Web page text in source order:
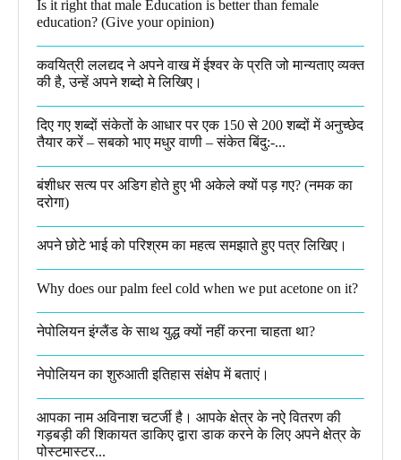
Is it right that male Education is better than female
education? (Give your opinion)
कवयित्री ललद्यद ने अपने वाख में ईश्वर के प्रति जो मान्यताए व्यक्त
की है, उन्हें अपने शब्दो मे लिखिए।
दिए गए शब्दों संकेतों के आधार पर एक 150 से 200 शब्दों में अनुच्छेद
तैयार करें – सबको भाए मधुर वाणी – संकेत बिंदु:-...
बंशीधर सत्य पर अडिग होते हुए भी अकेले क्यों पड़ गए? (नमक का
दरोगा)
अपने छोटे भाई को परिश्रम का महत्व समझाते हुए पत्र लिखिए।
Why does our palm feel cold when we put acetone on it?
नेपोलियन इंग्लैंड के साथ युद्ध क्यों नहीं करना चाहता था​?
नेपोलियन का शुरुआती इतिहास संक्षेप में बताएं।
आपका नाम अविनाश चटर्जी है। आपके क्षेत्र के नऐ वितरण की
गड़बड़ी की शिकायत डाकिए द्वारा डाक करने के लिए अपने क्षेत्र के
पोस्टमास्टर...